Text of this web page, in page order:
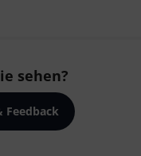
sehen?
Feedback